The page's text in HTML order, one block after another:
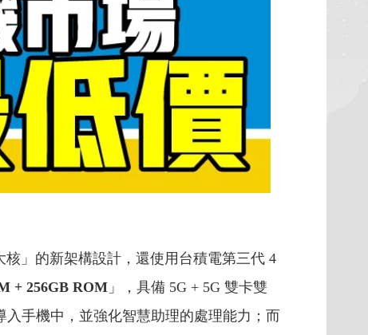
核」的新架構設計，還使用台積電第三代 4
+ 256GB ROM 」，具備 5G + 5G 雙卡雙
手機中，並強化智慧助理的處理能力；而